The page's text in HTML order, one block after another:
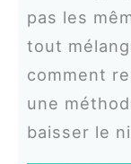
pas les
tout
comment
une
baisser le